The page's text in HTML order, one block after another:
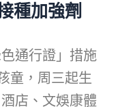
種加強劑
通行證」措施
童，周三起生
店、文娛康體